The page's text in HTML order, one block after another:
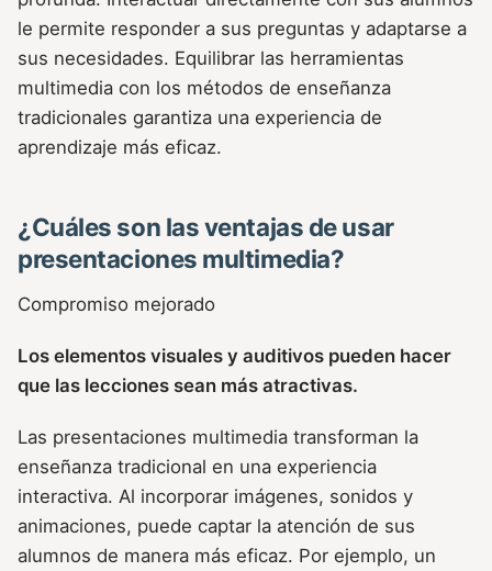
le permite responder a sus preguntas y adaptarse a
sus necesidades. Equilibrar las herramientas
multimedia con los métodos de enseñanza
tradicionales garantiza una experiencia de
aprendizaje más eficaz.
¿Cuáles son las ventajas de usar
presentaciones multimedia?
Compromiso mejorado
Los elementos visuales y auditivos pueden hacer
que las lecciones sean más atractivas.
Las presentaciones multimedia transforman la
enseñanza tradicional en una experiencia
interactiva. Al incorporar imágenes, sonidos y
animaciones, puede captar la atención de sus
alumnos de manera más eficaz. Por ejemplo, un